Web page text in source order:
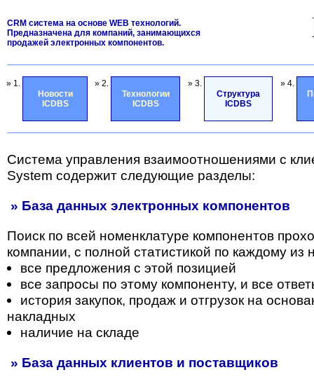
CRM система на основе WEB технологий.
Предназначена для компаний, занимающихся
продажей электронных компонентов.
» 1.
Новости
ICDBS
» 2.
Технологии
ICDBS
» 3.
Структура
ICDBS
» 4.
Система управления взаимоотношениями с
System содержит следующие разделы:
» База данных электронных компонентов
Поиск по всей номенклатуре компонентов
компании, с полной статистикой по каждому из
все предложения с этой позицией
все запросы по этому компоненту, и все
история закупок, продаж и отгрузок на
накладных
наличие на складе
» База данных клиентов и поставщиков